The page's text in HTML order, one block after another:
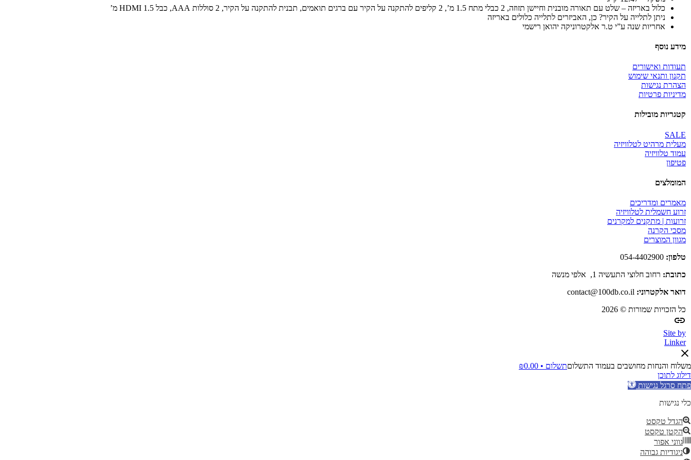
כלול באריזה – שלט עם תאורה מובנית וחיישן תזוזה, 2 כבלי מתח 1.5 מ’, 2 קליפים להתקנה על הקיר עם ברגים תואמים, תבנית להתקנה על הקיר, 2 סוללות AAA, כבל HDMI 1.5 מ’
ניתן לתלייה על הקיר? כן, האביזרים לתלייה כלולים באריזה
אחריות שנה ע”י ט.ר אלקטרוניקה יהואן רישמי
מידע נוסף
תעודות ואישורים
תקנון ותנאי שימוש
הצהרת נגישות
מדיניות פרטיות
קטגריות מובילות
SALE
מעלית מרהיט לטלוויזיה
עמוד טלוויזיה
פטיפון
המומלצים
מאמרים ומדריכים
זרוע חשמלית לטלוויזיה
זרועות | מתקנים למקרנים
מסכי הקרנה
מגוון המוצרים
טלפון:
כתובת: רחוב חלוצי התעשיה 1, אלפי מנשה
דואר אלקטרוני:
כל הזכויות שמורות © 2026
Site by
Linker
משלוח והנחות מחושבים בעמוד התשלוםתשלום • ₪0.00
דילוג לתוכן
פתח סרגל נגישות
כלי נגישות
הגדל טקסט
הקטן טקסט
גווני אפור
ניגודיות גבוהה